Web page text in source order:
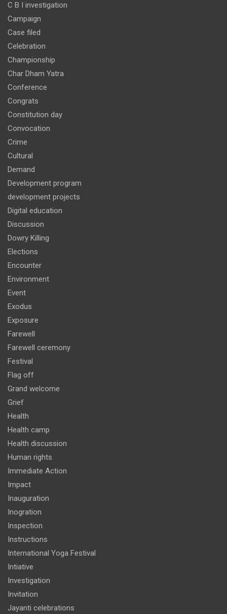
C B I investigation
Campaign
Case filed
Celebration
Championship
Char Dham Yatra
Conference
Congrats
Constitution day
Convocation
Crime
Cultural
Demand
Development program
development projects
Digital education
Discussion
Dowry Killing
Elections
Encounter
Environment
Event
Exodus
Exposure
Farewell
Farewell ceremony
Festival
Flag off
Grand welcome
Grief
Health
Health camp
Health discussion
Human rights
Immediate Action
Impact
Inauguration
Inogration
Inspection
Instructions
International Yoga Festival
Intiative
Investigation
Invitation
Jayanti celebrations